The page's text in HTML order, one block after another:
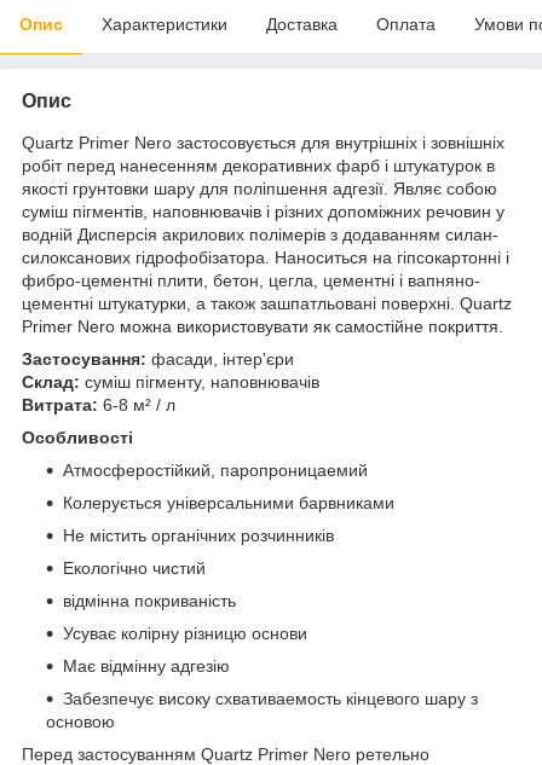
Опис Характеристики Доставка Оплата Умови
Опис
Quartz Primer Nero застосовується для внутрішніх і зовнішніх
робіт перед нанесенням декоративних фарб і штукатурок в
якості грунтовки шару для поліпшення адгезії. Являє собою
суміш пігментів, наповнювачів і різних допоміжних речовин у
водній Дисперсія акрилових полімерів з додаванням силан-
силоксанових гідрофобізатора. Наноситься на гіпсокартонні і
фибро-цементні плити, бетон, цегла, цементні і вапняно-
цементні штукатурки, а також зашпатльовані поверхні. Quartz
Primer Nero можна використовувати як самостійне покриття.
Застосування: фасади, інтер'єри
Склад: суміш пігменту, наповнювачів
Витрата: 6-8 м² / л
Особливості
Атмосферостійкий, паропроницаемий
Колерується універсальними барвниками
Не містить органічних розчинників
Екологічно чистий
відмінна покриваність
Усуває колірну різницю основи
Має відмінну адгезію
Забезпечує високу схвативаемость кінцевого шару з
основою
Перед застосуванням Quartz Primer Nero ретельно